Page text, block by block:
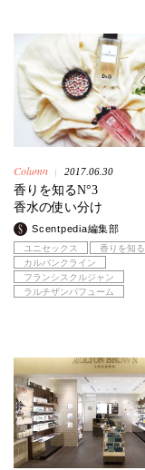
Column 2017.06.30
香りを知るN°3
香水の使い分け
Scentpedia編集部
ユニセックス
香りを知る
カルバンクライン
フランシスクルジャン
ラルチザンパフューム